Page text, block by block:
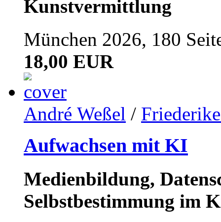
Kunstvermittlung
München 2026, 180
18,00 EUR
André Weßel /
Aufwachsen mit KI
Medienbildung,
Selbstbestimmung im